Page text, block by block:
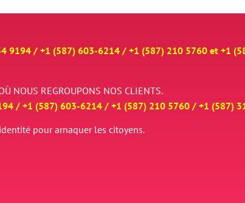
9194 / +1 (587) 603-6214 / +1 (587) 210 5760 et +1
NOUS REGROUPONS NOS CLIENTS.
/ +1 (587) 603-6214 / +1 (587) 210 5760 / +1 (587)
pour arnaquer les citoyens.